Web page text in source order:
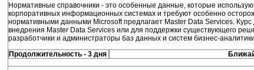
Нормативные справочники - это особенные данные, которые
корпоративных информационных системах и требуют особенно
нормативными данными Microsoft предлагает Master Data Services.
внедрения Master Data Services или для поддержки существующего
разработчики и администраторы баз данных и систем бизнес-аналитики
Продолжительность - 3 дня